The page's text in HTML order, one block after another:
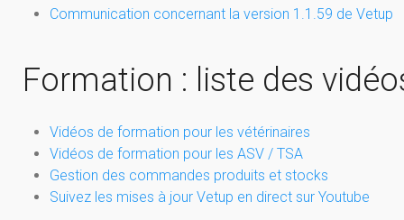
Communication concernant la version 1.1.59 de Vetup
Formation : liste des
Vidéos de formation pour les vétérinaires
Vidéos de formation pour les ASV / TSA
Gestion des commandes produits et stocks
Suivez les mises à jour Vetup en direct sur Youtube